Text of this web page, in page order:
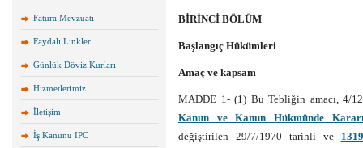
Fatura Mevzuatı
Faydalı Linkler
Günlük Döviz Kurları
Hizmetlerimiz
İletişim
İş Kanunu IPC
BİRİNCİ BÖLÜM
Başlangıç Hükümleri
Amaç ve kapsam
MADDE 1- (1) Bu Tebliğin amacı, 4/
Kanun ve Kanun Hükmünde
değiştirilen 29/7/1970 tarihli ve